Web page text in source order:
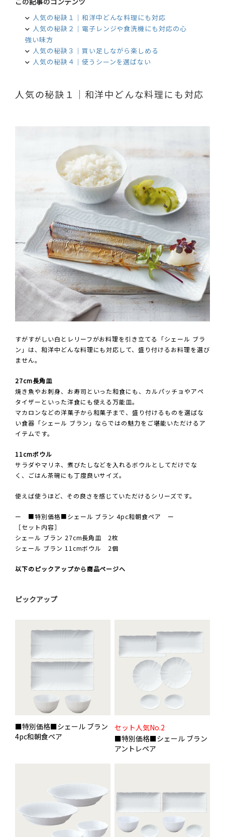
人気の秘訣１｜和洋中どんな料理にも対応
人気の秘訣２｜電子レンジや食洗機にも対応の心
強い味方
人気の秘訣３｜買い足しながら楽しめる
人気の秘訣４｜使うシーンを選ばない
人気の秘訣１｜和洋中どんな料理にも対応
すがすがしい白とレリーフがお料理を引き立てる「シェール ブラ
ン」は、和洋中どんな料理にも対応して、盛り付けるお料理を選び
ません。
27cm長角皿
焼き魚やお刺身、お寿司といった和食にも、カルパッチョやアペ
タイザーといった洋食にも使える万能皿。
マカロンなどの洋菓子から和菓子まで、盛り付けるものを選ばな
い食器「シェール ブラン」ならではの魅力をご堪能いただけるア
イテムです。
11cmボウル
サラダやマリネ、煮びたしなどを入れるボウルとしてだけでな
く、ごはん茶碗にも丁度良いサイズ。
使えば使うほど、その良さを感じていただけるシリーズです。
ー ■特別価格■シェール ブラン 4pc和朝食ペア ー
［セット内容］
シェール ブラン 27cm長角皿 2枚
シェール ブラン 11cmボウル 2個
以下のピックアップから商品ページへ
ピックアップ
■特別価格■シェール ブラン
4pc和朝食ペア
セット人気No.2
■特別価格■シェール ブラン
アントレペア